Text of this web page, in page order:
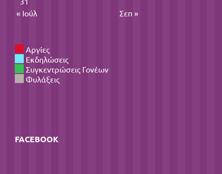
« Ιούλ
Σεπ »
Αργίες
Εκδηλώσεις
Συγκεντρώσεις Γονέων
Φυλάξεις
FACEBOOK